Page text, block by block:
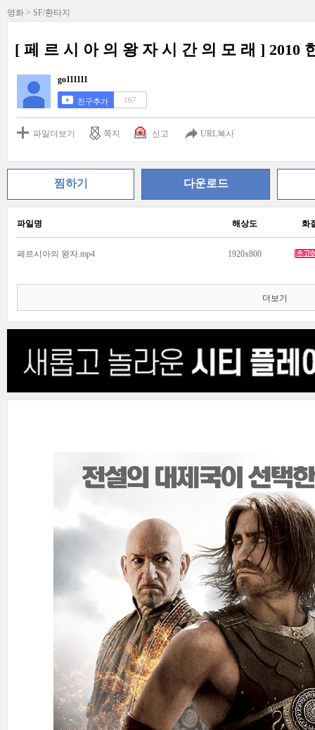
영화 > SF/환타지
[ 페 르 시 아 의 왕 자 시 간 의 모 래 ] 2010
go111111
친구추가 167
파일더보기 쪽지 신고 URL복사
찜하기 다운로드
파일명 해상도 화
페르시아의 왕자.mp4 1920x800
더보기